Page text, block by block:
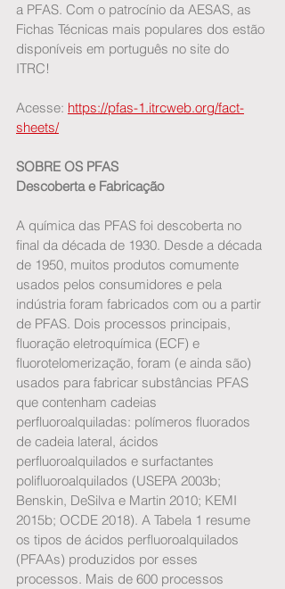
a PFAS. Com o patrocínio da AESAS, as
Fichas Técnicas mais populares dos estão
disponíveis em português no site do
ITRC!
Acesse: https://pfas-1.itrcweb.org/fact-
sheets/
SOBRE OS PFAS
Descoberta e Fabricação
A química das PFAS foi descoberta no
final da década de 1930. Desde a década
de 1950, muitos produtos comumente
usados pelos consumidores e pela
indústria foram fabricados com ou a partir
de PFAS. Dois processos principais,
fluoração eletroquímica (ECF) e
fluorotelomerização, foram (e ainda são)
usados para fabricar substâncias PFAS
que contenham cadeias
perfluoroalquiladas: polímeros fluorados
de cadeia lateral, ácidos
perfluoroalquilados e surfactantes
polifluoroalquilados (USEPA 2003b;
Benskin, DeSilva e Martin 2010; KEMI
2015b; OCDE 2018). A Tabela 1 resume
os tipos de ácidos perfluoroalquilados
(PFAAs) produzidos por esses
processos. Mais de 600 processos